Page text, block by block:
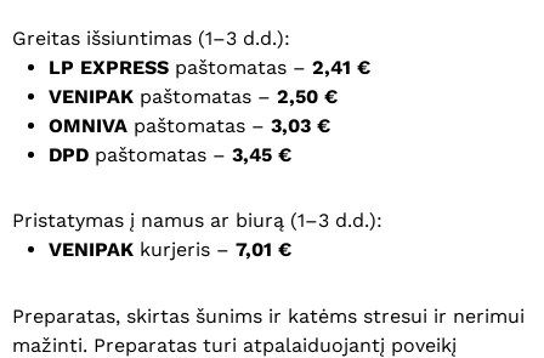
Greitas išsiuntimas (1–3 d.d.):
LP EXPRESS paštomatas – 2,41 €
VENIPAK paštomatas – 2,50 €
OMNIVA paštomatas – 3,03 €
DPD paštomatas – 3,45 €
Pristatymas į namus ar biurą (1–3 d.d.):
VENIPAK kurjeris – 7,01 €
Preparatas, skirtas šunims ir katėms stresui ir nerimui
mažinti. Preparatas turi atpalaiduojantį poveikį